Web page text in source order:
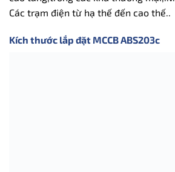
Các trạm điện từ hạ thế đến cao thế..
Kích thước lắp đặt MCCB ABS203c